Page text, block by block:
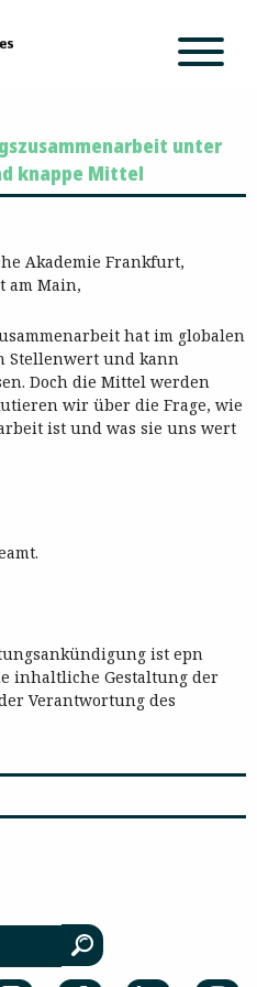
unter
knappe Mittel
Akademie Frankfurt,
am Main,
hat im globalen
Stellenwert und kann
Doch die Mittel werden
wir über die Frage, wie
ist und was sie uns wert
ist epn
inhaltliche Gestaltung der
Verantwortung des